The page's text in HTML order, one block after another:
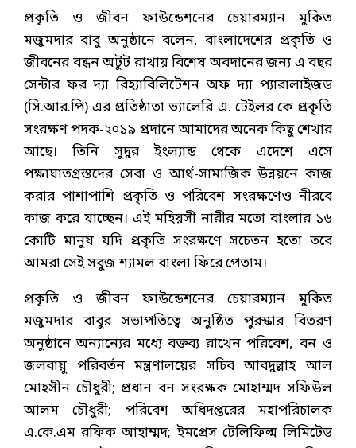
প্রকৃতি ও জীবন ফাউন্ডেশনের চেয়ারম্যান মুকিত
মজুমদার বাবু অনুষ্ঠানে বলেন, বাংলাদেশের প্রকৃতি ও
জীবনের বন্ধন অটুট রাখায় বিশেষ অবদানের জন্য এ বছর
সেন্টার ফর দ্যা রিহ্যাবিলিটেশন অফ দ্যা প্যারালাইজড
(সি.আর.পি) এর প্রতিষ্ঠাতা ভ্যালেরি এ. টেইলর কে প্রকৃতি
সংরক্ষণ পদক-২০১৯ প্রদানে আমাদের অনেক কিছু শেখার
আছে। তিনি সুদুর ইংল্যান্ড থেকে এদেশে এসে
পক্ষাঘাতগ্রস্তদের সেবা ও আর্থ-সামাজিক উন্নয়নে কাজ
করার পাশাপাশি প্রকৃতি ও পরিবেশ সংরক্ষণেও নীরবে
কাজ করে যাচ্ছেন। এই মহিয়সী নারীর মতো বাংলার ১৬
কোটি মানুষ যদি প্রকৃতি সংরক্ষণে সচেতন হতো তবে
আমরা সেই সবুজ শ্যামল বাংলা ফিরে পেতাম।
প্রকৃতি ও জীবন ফাউন্ডেশনের চেয়ারম্যান মুকিত
মজুমদার বাবুর সভাপতিত্বে অনুষ্ঠিত পুরস্কার বিতরণ
অনুষ্ঠানে অন্যান্যের মধ্যে বক্তব্য রাখেন পরিবেশ, বন ও
জলবায়ু পরিবর্তন মন্ত্রণালয়ের সচিব আবদুল্লাহ আল
মোহসীন চৌধুরী; প্রধান বন সংরক্ষক মোহাম্মদ সফিউল
আলম চৌধুরী; পরিবেশ অধিদপ্তরের মহাপরিচালক
এ.কে.এম রফিক আহাম্মদ; ইমপ্রেস টেলিফিল্ম লিমিটেড